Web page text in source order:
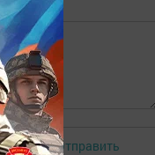
Отправить